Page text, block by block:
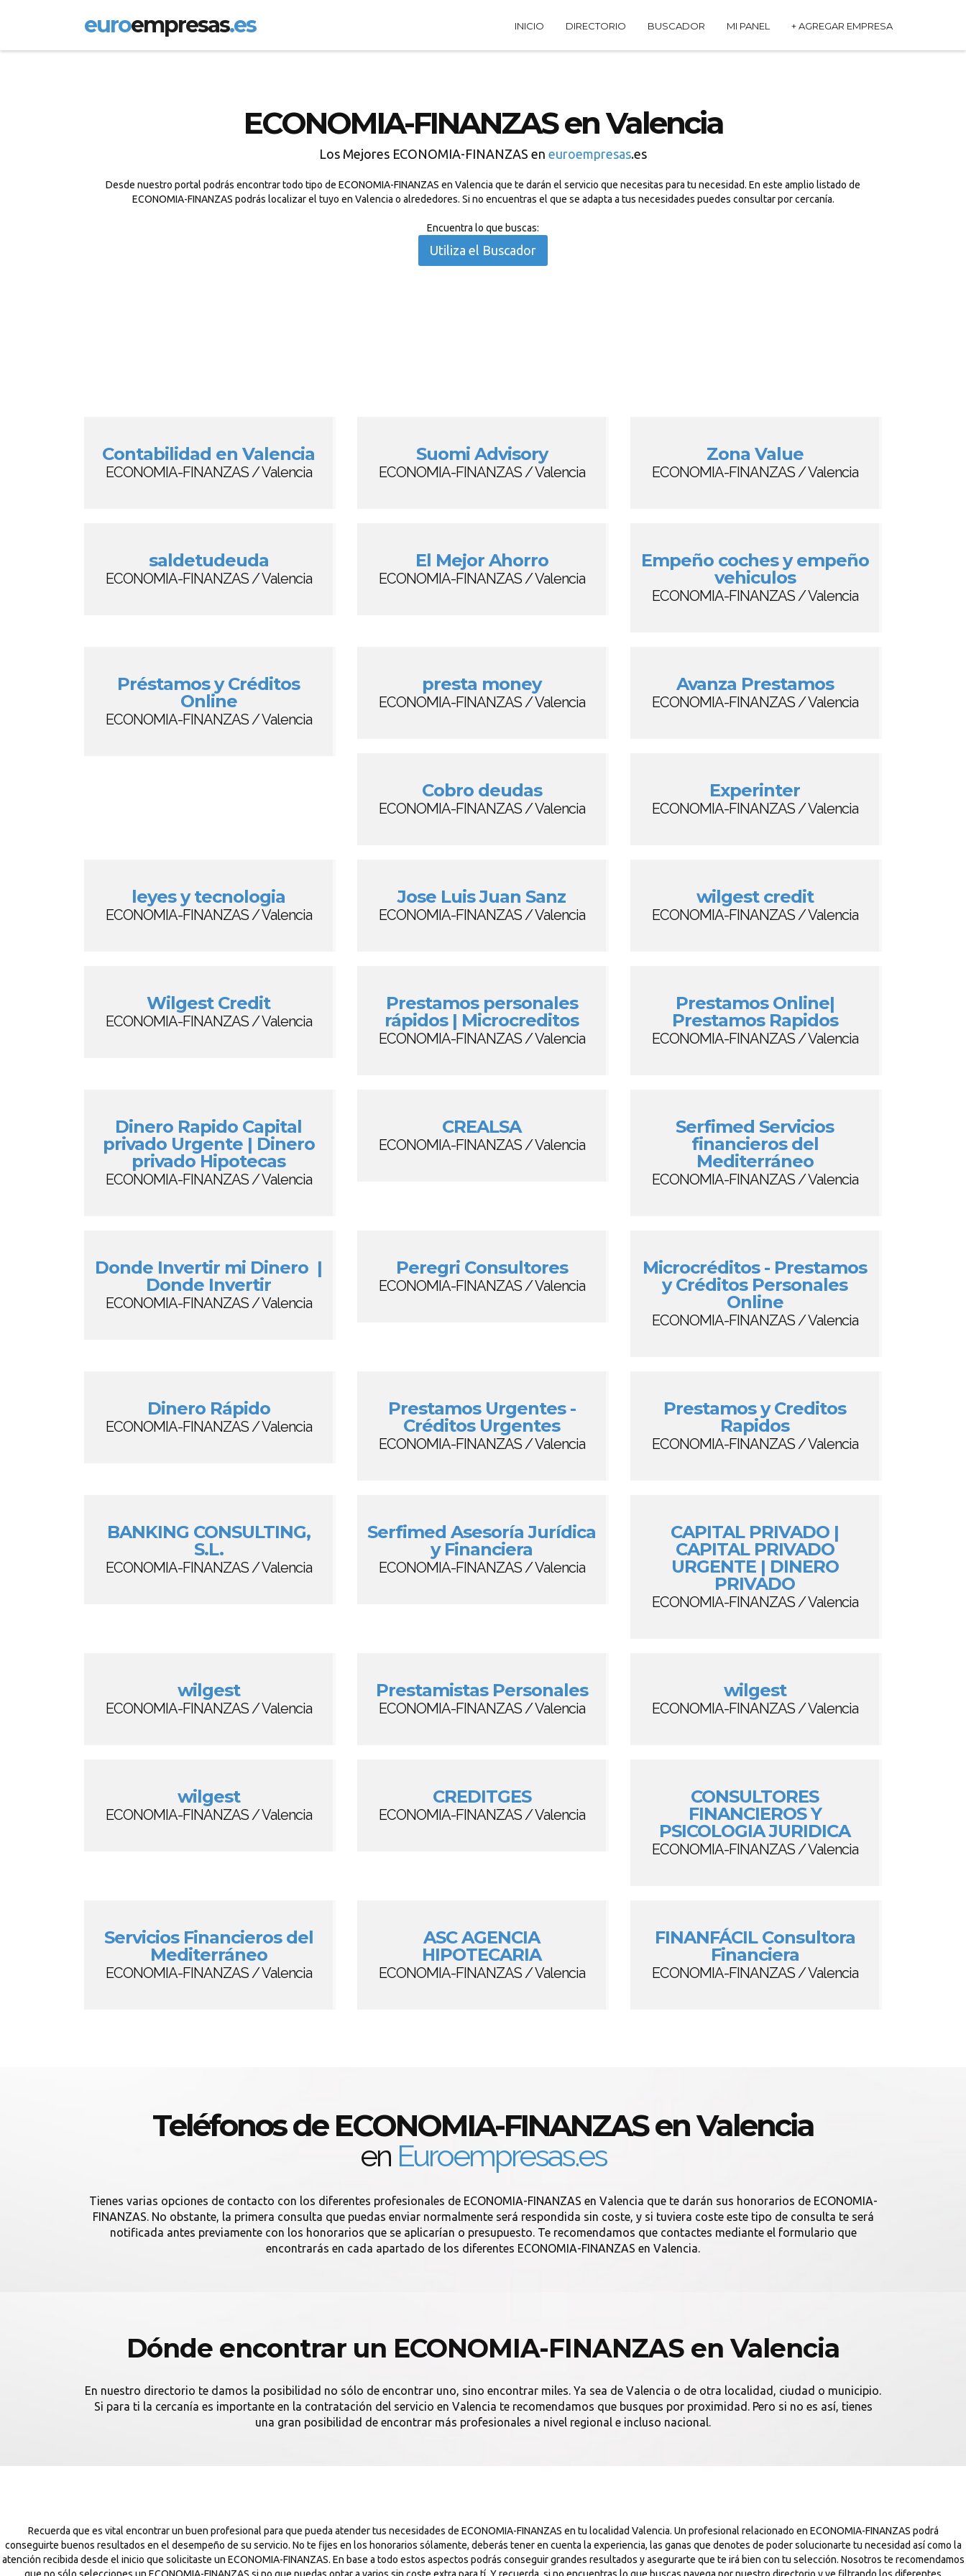
euroempresas.es INICIO DIRECTORIO BUSCADOR MI PANEL + AGREGAR EMPRESA
ECONOMIA-FINANZAS en Valencia
Los Mejores ECONOMIA-FINANZAS en euroempresas.es
Desde nuestro portal podrás encontrar todo tipo de ECONOMIA-FINANZAS en Valencia que te darán el servicio que necesitas para tu necesidad. En este amplio listado de
ECONOMIA-FINANZAS podrás localizar el tuyo en Valencia o alrededores. Si no encuentras el que se adapta a tus necesidades puedes consultar por cercanía.
Encuentra lo que buscas:
Utiliza el Buscador
Contabilidad en Valencia
ECONOMIA-FINANZAS / Valencia
Suomi Advisory
ECONOMIA-FINANZAS / Valencia
Zona Value
ECONOMIA-FINANZAS / Valencia
saldetudeuda
ECONOMIA-FINANZAS / Valencia
El Mejor Ahorro
ECONOMIA-FINANZAS / Valencia
Empeño coches y empeño
vehiculos
ECONOMIA-FINANZAS / Valencia
Préstamos y Créditos
Online
ECONOMIA-FINANZAS / Valencia
presta money
ECONOMIA-FINANZAS / Valencia
Avanza Prestamos
ECONOMIA-FINANZAS / Valencia
Cobro deudas
ECONOMIA-FINANZAS / Valencia
Experinter
ECONOMIA-FINANZAS / Valencia
leyes y tecnologia
ECONOMIA-FINANZAS / Valencia
Jose Luis Juan Sanz
ECONOMIA-FINANZAS / Valencia
wilgest credit
ECONOMIA-FINANZAS / Valencia
Wilgest Credit
ECONOMIA-FINANZAS / Valencia
Prestamos personales
rápidos | Microcreditos
ECONOMIA-FINANZAS / Valencia
Prestamos Online|
Prestamos Rapidos
ECONOMIA-FINANZAS / Valencia
Dinero Rapido Capital
privado Urgente | Dinero
privado Hipotecas
ECONOMIA-FINANZAS / Valencia
CREALSA
ECONOMIA-FINANZAS / Valencia
Serfimed Servicios
financieros del
Mediterráneo
ECONOMIA-FINANZAS / Valencia
Donde Invertir mi Dinero |
Donde Invertir
ECONOMIA-FINANZAS / Valencia
Peregri Consultores
ECONOMIA-FINANZAS / Valencia
Microcréditos - Prestamos
y Créditos Personales
Online
ECONOMIA-FINANZAS / Valencia
Dinero Rápido
ECONOMIA-FINANZAS / Valencia
Prestamos Urgentes -
Créditos Urgentes
ECONOMIA-FINANZAS / Valencia
Prestamos y Creditos
Rapidos
ECONOMIA-FINANZAS / Valencia
BANKING CONSULTING,
S.L.
ECONOMIA-FINANZAS / Valencia
Serfimed Asesoría Jurídica
y Financiera
ECONOMIA-FINANZAS / Valencia
CAPITAL PRIVADO |
CAPITAL PRIVADO
URGENTE | DINERO
PRIVADO
ECONOMIA-FINANZAS / Valencia
wilgest
ECONOMIA-FINANZAS / Valencia
Prestamistas Personales
ECONOMIA-FINANZAS / Valencia
wilgest
ECONOMIA-FINANZAS / Valencia
wilgest
ECONOMIA-FINANZAS / Valencia
CREDITGES
ECONOMIA-FINANZAS / Valencia
CONSULTORES
FINANCIEROS Y
PSICOLOGIA JURIDICA
ECONOMIA-FINANZAS / Valencia
Servicios Financieros del
Mediterráneo
ECONOMIA-FINANZAS / Valencia
ASC AGENCIA
HIPOTECARIA
ECONOMIA-FINANZAS / Valencia
FINANFÁCIL Consultora
Financiera
ECONOMIA-FINANZAS / Valencia
Teléfonos de ECONOMIA-FINANZAS en Valencia
en Euroempresas.es
Tienes varias opciones de contacto con los diferentes profesionales de ECONOMIA-FINANZAS en Valencia que te darán sus honorarios de ECONOMIA-
FINANZAS. No obstante, la primera consulta que puedas enviar normalmente será respondida sin coste, y si tuviera coste este tipo de consulta te será
notificada antes previamente con los honorarios que se aplicarían o presupuesto. Te recomendamos que contactes mediante el formulario que
encontrarás en cada apartado de los diferentes ECONOMIA-FINANZAS en Valencia.
Dónde encontrar un ECONOMIA-FINANZAS en Valencia
En nuestro directorio te damos la posibilidad no sólo de encontrar uno, sino encontrar miles. Ya sea de Valencia o de otra localidad, ciudad o municipio.
Si para ti la cercanía es importante en la contratación del servicio en Valencia te recomendamos que busques por proximidad. Pero si no es así, tienes
una gran posibilidad de encontrar más profesionales a nivel regional e incluso nacional.
Recuerda que es vital encontrar un buen profesional para que pueda atender tus necesidades de ECONOMIA-FINANZAS en tu localidad Valencia. Un profesional relacionado en ECONOMIA-FINANZAS podrá
conseguirte buenos resultados en el desempeño de su servicio. No te fijes en los honorarios sólamente, deberás tener en cuenta la experiencia, las ganas que denotes de poder solucionarte tu necesidad así como la
atención recibida desde el inicio que solicitaste un ECONOMIA-FINANZAS. En base a todo estos aspectos podrás conseguir grandes resultados y asegurarte que te irá bien con tu selección. Nosotros te recomendamos